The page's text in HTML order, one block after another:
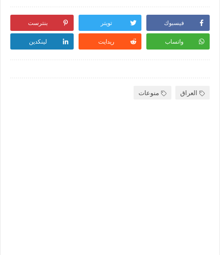
فيسبوك تويتر بنترست
واتساب ريدايت لينكدين
العراق منوعات